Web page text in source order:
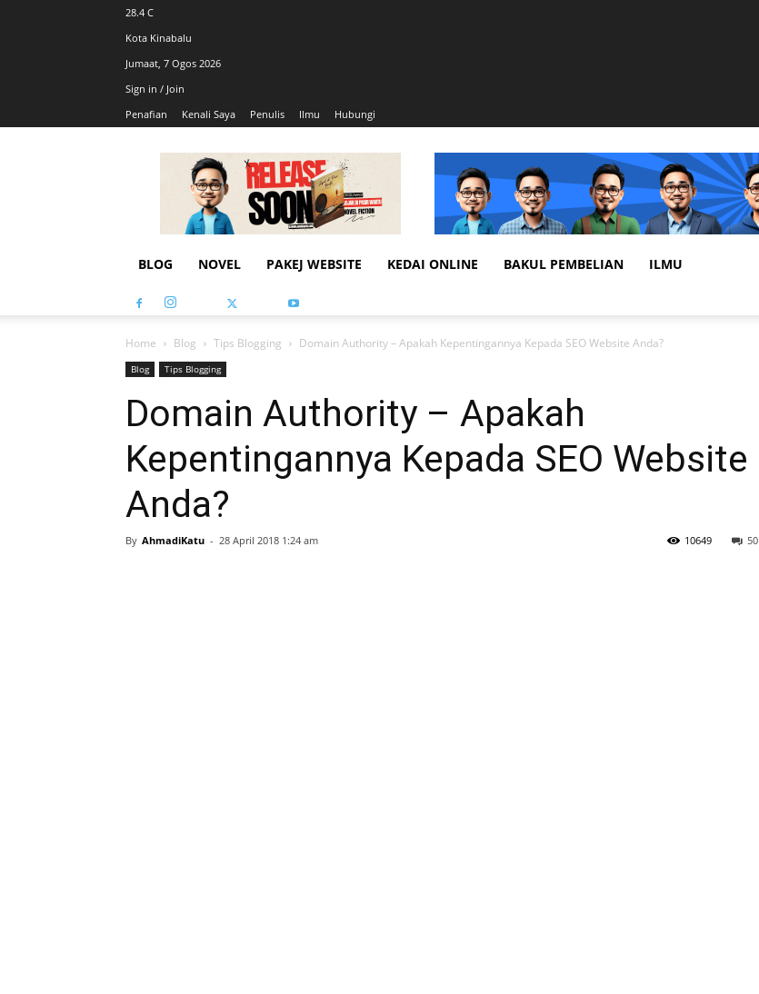
28.4 C
Kota Kinabalu
Jumaat, 7 Ogos 2026
Sign in / Join
Penafian
Kenali Saya Penulis Ilmu Hubungi
AhmadiKatu
BLOG NOVEL PAKEJ WEBSITE KEDAI ONLINE BAKUL PEMBELIAN ILMU
Home Blog Tips Blogging Domain Authority – Apakah Kepentingannya Kepada SEO Website Anda?
Blog Tips Blogging
Domain Authority – Apakah
Kepentingannya Kepada SEO Website
Anda?
By AhmadiKatu - 28 April 2018 1:24 am 50
10649